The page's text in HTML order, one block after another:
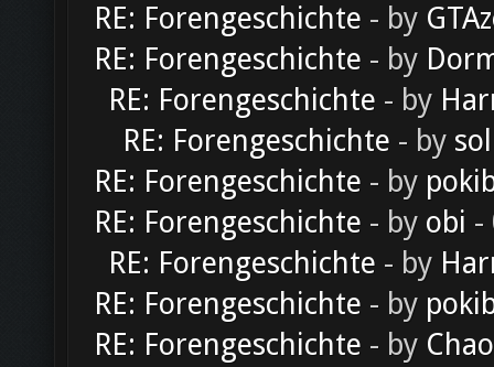
RE: Forengeschichte - by
RE: Forengeschichte - by
RE: Forengeschichte - by
RE: Forengeschichte - by
RE: Forengeschichte - by
RE: Forengeschichte - by obi -
RE: Forengeschichte - by
RE: Forengeschichte - by
RE: Forengeschichte - by